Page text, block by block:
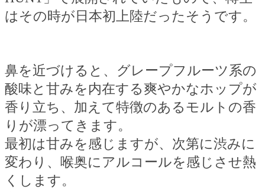
はその時が日本初上陸だったそうです。
鼻を近づけると、グレープフルーツ系の
酸味と甘みを内在する爽やかなホップが
香り立ち、加えて特徴のあるモルトの香
りが漂ってきます。
最初は甘みを感じますが、次第に渋みに
変わり、喉奥にアルコールを感じさせ熱
くします。